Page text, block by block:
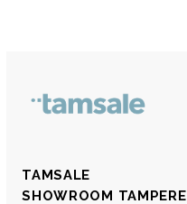
TAMSALE
SHOWROOM TAMPERE